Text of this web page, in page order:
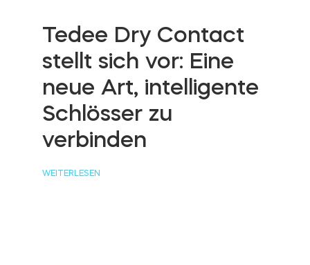
Tedee Dry Contact
stellt sich vor: Eine
neue Art, intelligente
Schlösser zu
verbinden
WEITERLESEN